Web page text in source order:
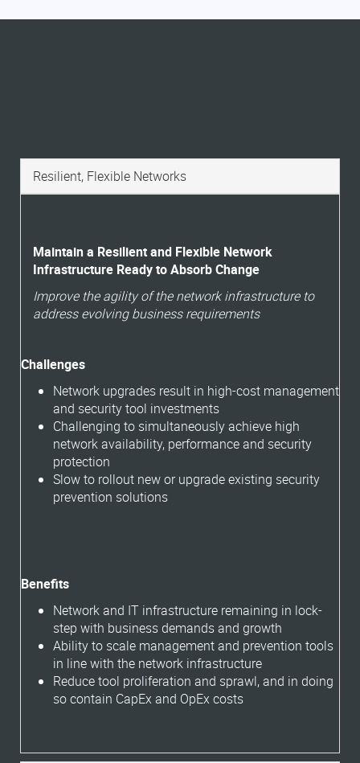
Resilient, Flexible Networks
Maintain a Resilient and Flexible Network
Infrastructure Ready to Absorb Change
Improve the agility of the network infrastructure to
address evolving business requirements
Challenges
Network upgrades result in high-cost management
and security tool investments
Challenging to simultaneously achieve high
network availability, performance and security
protection
Slow to rollout new or upgrade existing security
prevention solutions
Benefits
Network and IT infrastructure remaining in lock-
step with business demands and growth
Ability to scale management and prevention tools
in line with the network infrastructure
Reduce tool proliferation and sprawl, and in doing
so contain CapEx and OpEx costs